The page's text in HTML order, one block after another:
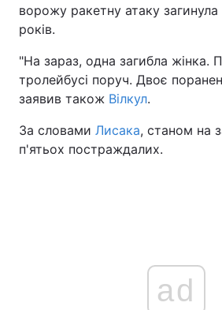
ворожу ракетну атаку загинула
років.
"На зараз, одна загибла жінка.
тролейбусі поруч. Двоє
заявив також Вілкул.
За словами Лисака, станом на
п'ятьох постраждалих.
ad